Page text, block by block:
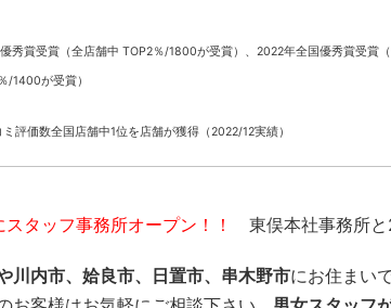
秀賞受賞（全店舗中 TOP2％/1800が受賞）、 2022年全国優秀賞受賞
/1400が受賞）
評価数全国店舗中1位を店舗が獲得（2022/12実績）
タッフ事務所オープン！！ 東俣本社事務所と
川内市、姶良市、日置市、串木野市にお住まい